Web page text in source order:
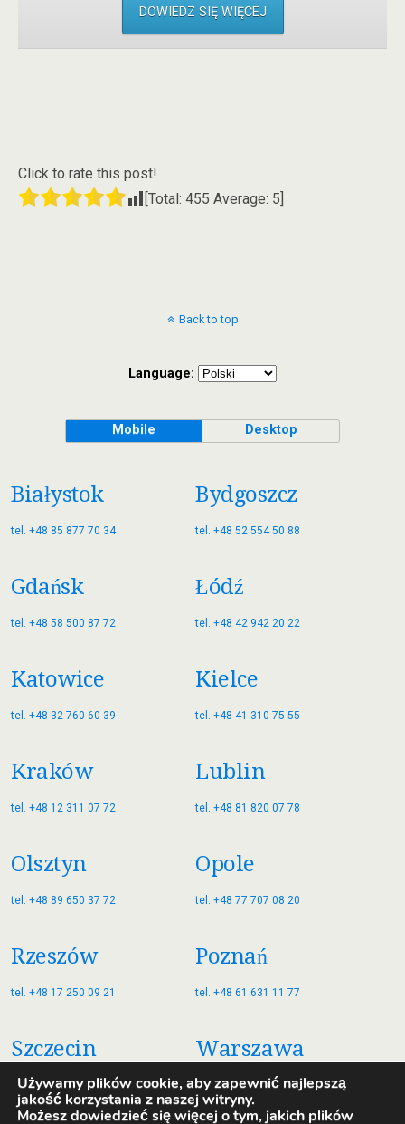
DOWIEDZ SIĘ WIĘCEJ
Click to rate this post!
[Total: 455 Average: 5]
Back to top
Language:
Mobile Desktop
Białystok
tel. +48 85 877 70 34
Bydgoszcz
tel. +48 52 554 50 88
Gdańsk
tel. +48 58 500 87 72
Łódź
tel. +48 42 942 20 22
Katowice
tel. +48 32 760 60 39
Kielce
tel. +48 41 310 75 55
Kraków
tel. +48 12 311 07 72
Lublin
tel. +48 81 820 07 78
Olsztyn
tel. +48 89 650 37 72
Opole
tel. +48 77 707 08 20
Rzeszów
tel. +48 17 250 09 21
Poznań
tel. +48 61 631 11 77
Szczecin
tel. +48 91 885 35 77
Warszawa
tel. +48 22 822 77 79
Używamy plików cookie, aby zapewnić najlepszą
jakość korzystania z naszej witryny.
Możesz dowiedzieć się więcej o tym, jakich plików